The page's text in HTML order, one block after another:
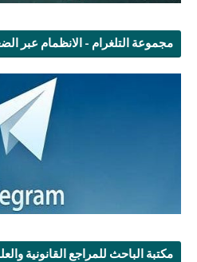
مجموعة التلغرام - الانظمام عبر
مكتبة الباحث للمراجع القانونية